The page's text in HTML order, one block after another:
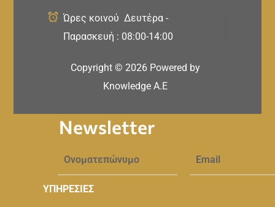
Ώρες κοινού Δευτέρα -
Παρασκευή : 08:00-14:00
Copyright © 2026 Powered by
Knowledge A.E
Newsletter
ΥΠΗΡΕΣΙΕΣ